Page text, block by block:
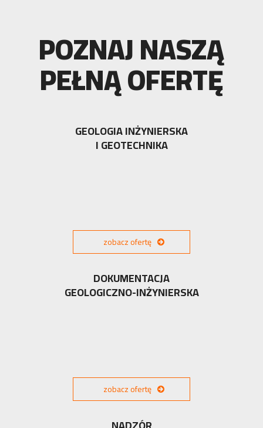
POZNAJ NASZĄ
PEŁNĄ OFERTĘ
GEOLOGIA INŻYNIERSKA
I GEOTECHNIKA
zobacz ofertę
DOKUMENTACJA
GEOLOGICZNO-INŻYNIERSKA
zobacz ofertę